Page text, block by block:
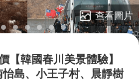
lens lens lens lens lens lens
查看圖片
【韓國春川美景體驗】
島、小王子村、晨靜樹